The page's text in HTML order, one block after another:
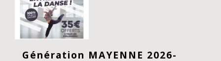
Génération MAYENNE 2026-